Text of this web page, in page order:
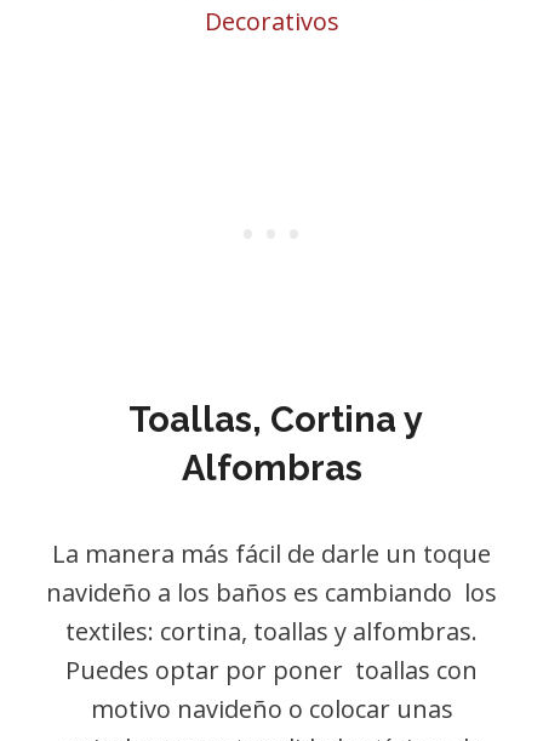
Decorativos
Toallas, Cortina y
Alfombras
La manera más fácil de darle un toque
navideño a los baños es cambiando los
textiles: cortina, toallas y alfombras.
Puedes optar por poner toallas con
motivo navideño o colocar unas